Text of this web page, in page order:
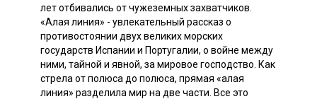
лет отбивались от чужеземных захватчиков.
«Алая линия» - увлекательный рассказ о
противостоянии двух великих морских
государств Испании и Португалии, о войне между
ними, тайной и явной, за мировое господство. Как
стрела от полюса до полюса, прямая «алая
линия» разделила мир на две части. Все это